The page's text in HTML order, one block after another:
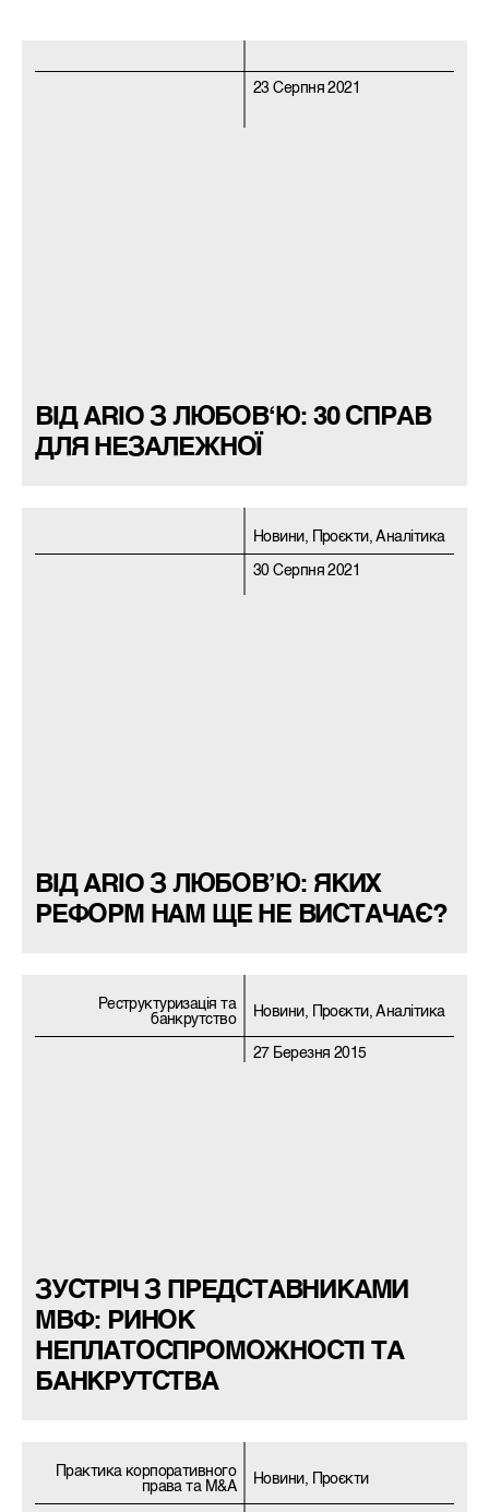
23 Серпня 2021
ВІД ARIO З ЛЮБОВ‘Ю: 30 СПРАВ
ДЛЯ НЕЗАЛЕЖНОЇ
Новини, Проєкти, Аналітика
30 Серпня 2021
ВІД ARIO З ЛЮБОВ’Ю: ЯКИХ
РЕФОРМ НАМ ЩЕ НЕ ВИСТАЧАЄ?
Реструктуризацiя та
банкрутство
Новини, Проєкти, Аналітика
27 Березня 2015
ЗУСТРІЧ З ПРЕДСТАВНИКАМИ
МВФ: РИНОК
НЕПЛАТОСПРОМОЖНОСТІ ТА
БАНКРУТСТВА
Практика корпоративного
права та M&A
Новини, Проєкти